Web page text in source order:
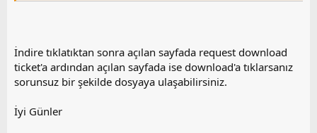
İndire tıklatıktan sonra açılan sayfada request download
ticket'a ardından açılan sayfada ise download'a tıklarsanız
sorunsuz bir şekilde dosyaya ulaşabilirsiniz.
İyi Günler